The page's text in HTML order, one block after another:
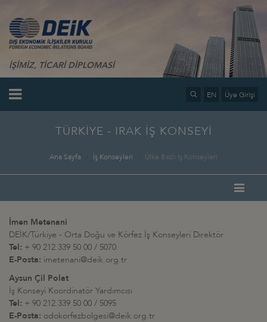
İŞİMİZ, TİCARİ DİPLOMASİ
EN Üye Girişi
TÜRKİYE - IRAK İŞ KONSEYİ
Ana Sayfa İş Konseyleri Ülke Bazlı İş Konseyleri
İmen Metenani
DEİK/Türkiye - Orta Doğu ve Körfez İş Konseyleri Direktör
Tel: + 90 212 339 50 00 / 5070
E-Posta: imetenani@deik.org.tr
Aysun Çil Polat
İş Konseyi Koordinatör Yardımcısı
Tel: + 90 212 339 50 00 / 5095
E-Posta: odokorfezbolgesi@deik.org.tr